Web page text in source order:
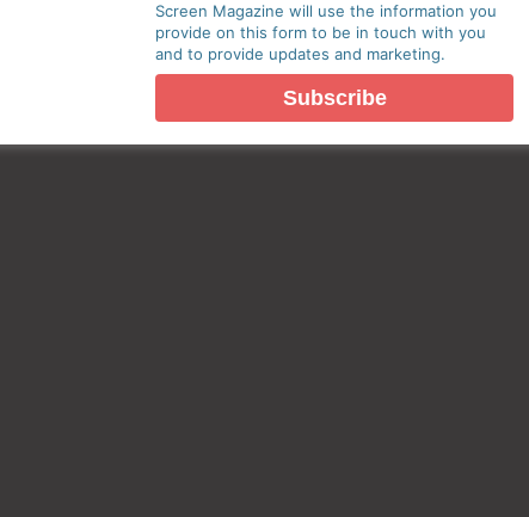
Screen Magazine will use the information you
provide on this form to be in touch with you
and to provide updates and marketing.